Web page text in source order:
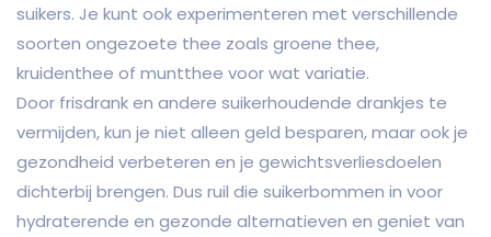
suikers. Je kunt ook experimenteren met verschillende
soorten ongezoete thee zoals groene thee,
kruidenthee of muntthee voor wat variatie.
Door frisdrank en andere suikerhoudende drankjes te
vermijden, kun je niet alleen geld besparen, maar ook je
gezondheid verbeteren en je gewichtsverliesdoelen
dichterbij brengen. Dus ruil die suikerbommen in voor
hydraterende en gezonde alternatieven en geniet van